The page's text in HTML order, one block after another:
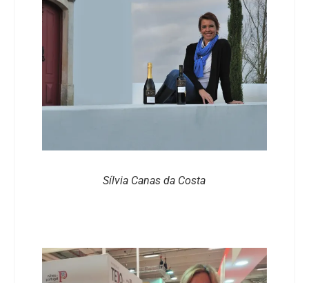
Sílvia Canas da Costa